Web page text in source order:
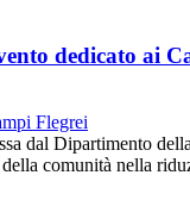
dedicato ai
dal Dipartimento
della comunità nella